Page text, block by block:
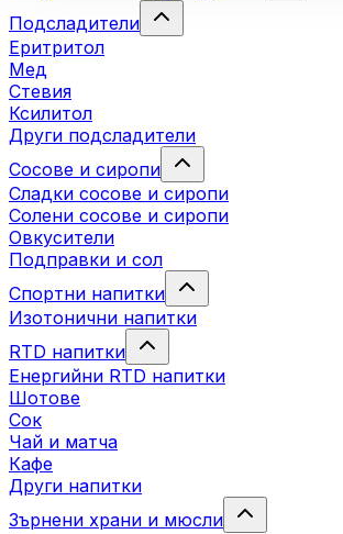
Подсладители
Еритритол
Мед
Стевия
Ксилитол
Други подсладители
Сосове и сиропи
Сладки сосове и сиропи
Солени сосове и сиропи
Овкусители
Подправки и сол
Спортни напитки
Изотонични напитки
RTD напитки
Енергийни RTD напитки
Шотове
Сок
Чай и матча
Кафе
Други напитки
Зърнени храни и мюсли